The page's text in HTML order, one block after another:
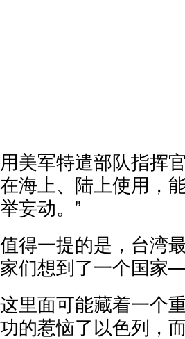
用美军特遣部队指挥
在海上、陆上使用，
举妄动。”
值得一提的是，台湾
家们想到了一个国家
这里面可能藏着一个
功的惹恼了以色列，